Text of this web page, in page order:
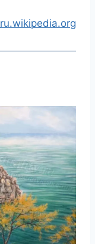
ru.wikipedia.org